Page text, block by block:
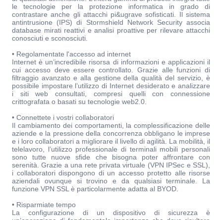
le tecnologie per la protezione informatica in grado di
contrastare anche gli attacchi pi&ugrave sofisticati. Il sistema
antintrusione (IPS) di Stormshield Network Security associa
database mirati reattivi e analisi proattive per rilevare attacchi
conosciuti e sconosciuti.
• Regolamentate l'accesso ad internet
Internet è un’incredibile risorsa di informazioni e applicazioni il
cui accesso deve essere controllato. Grazie alle funzioni di
filtraggio avanzato e alla gestione della qualità del servizio, è
possibile impostare l’utilizzo di Internet desiderato e analizzare
i siti web consultati, compresi quelli con connessione
crittografata o basati su tecnologie web2.0.
• Connettete i vostri collaboratori
Il cambiamento dei comportamenti, la complessificazione delle
aziende e la pressione della concorrenza obbligano le imprese
e i loro collaboratori a migliorare il livello di agilità. La mobilità, il
telelavoro, l’utilizzo professionale di terminali mobili personali
sono tutte nuove sfide che bisogna poter affrontare con
serenità. Grazie a una rete privata virtuale (VPN IPSec e SSL),
i collaboratori dispongono di un accesso protetto alle risorse
aziendali ovunque si trovino e da qualsiasi terminale. La
funzione VPN SSL è particolarmente adatta al BYOD.
• Risparmiate tempo
La configurazione di un dispositivo di sicurezza è